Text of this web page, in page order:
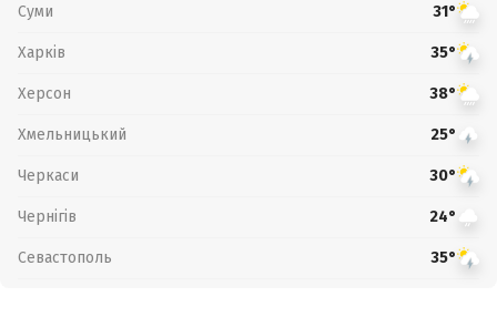
Суми 31°
Харків 35°
Херсон 38°
Хмельницький 25°
Черкаси 30°
Чернігів 24°
Севастополь 35°